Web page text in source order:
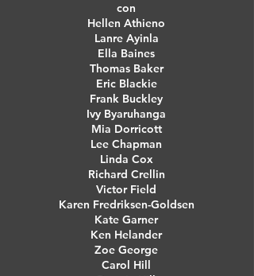
con
Hellen Athieno
Lanre Ayinla
Ella Baines
Thomas Baker
Eric Blackie
Frank Buckley
Ivy Byaruhanga
Mia Dorricott
Lee Chapman
Linda Cox
Richard Crellin
Victor Field
Karen Fredriksen-Goldsen
Kate Garner
Ken Helander
Zoe George
Carol Hill